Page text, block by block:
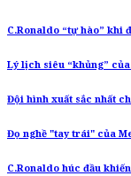
C.Ronaldo “tự hào” khi
Lý lịch siêu “khủng”
Đội hình xuất sắc nhất
Đọ nghề "tay trái" của
C.Ronaldo húc đầu